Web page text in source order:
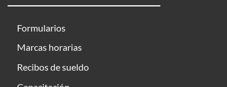
Formularios
Marcas horarias
Recibos de sueldo